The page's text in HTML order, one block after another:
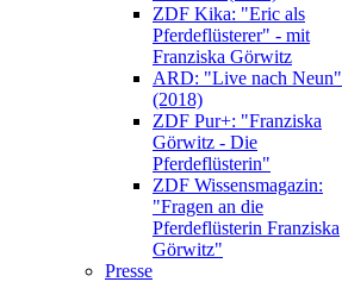
ZDF Kika: "Eric als
Pferdeflüsterer" - mit
Franziska Görwitz
ARD: "Live nach Neun"
(2018)
ZDF Pur+: "Franziska
Görwitz - Die
Pferdeflüsterin"
ZDF Wissensmagazin:
"Fragen an die
Pferdeflüsterin Franziska
Görwitz"
Presse